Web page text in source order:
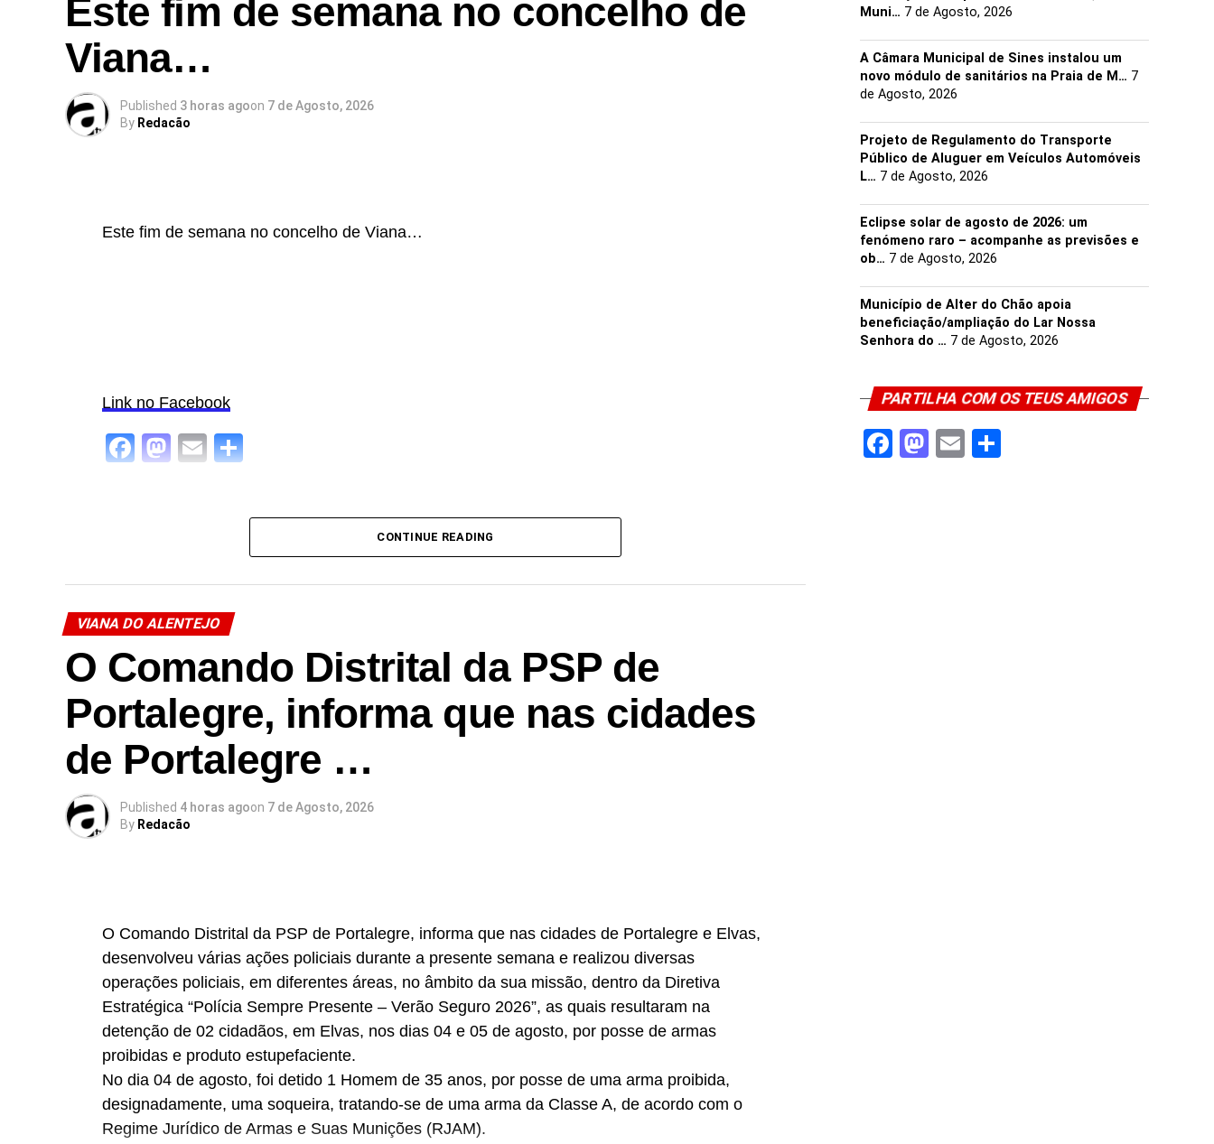
Este fim de semana no concelho de
Viana…
Published 3 horas agoon 7 de Agosto, 2026
By Redacão
Este fim de semana no concelho de Viana…
Link no Facebook
Facebook
Mastodon
Email
CONTINUE READING
VIANA DO ALENTEJO
O Comando Distrital da PSP de
Portalegre, informa que nas cidades
de Portalegre …
Published 4 horas agoon 7 de Agosto, 2026
By Redacão
O Comando Distrital da PSP de Portalegre, informa que nas cidades de Portalegre e Elvas,
desenvolveu várias ações policiais durante a presente semana e realizou diversas
operações policiais, em diferentes áreas, no âmbito da sua missão, dentro da Diretiva
Estratégica “Polícia Sempre Presente – Verão Seguro 2026”, as quais resultaram na
detenção de 02 cidadãos, em Elvas, nos dias 04 e 05 de agosto, por posse de armas
proibidas e produto estupefaciente.
No dia 04 de agosto, foi detido 1 Homem de 35 anos, por posse de uma arma proibida,
designadamente, uma soqueira, tratando-se de uma arma da Classe A, de acordo com o
Regime Jurídico de Armas e Suas Munições (RJAM).
Muni… 7 de Agosto, 2026
A Câmara Municipal de Sines instalou um
novo módulo de sanitários na Praia de M… 7
de Agosto, 2026
Projeto de Regulamento do Transporte
Público de Aluguer em Veículos Automóveis
L… 7 de Agosto, 2026
Eclipse solar de agosto de 2026: um
fenómeno raro – acompanhe as previsões e
ob… 7 de Agosto, 2026
Município de Alter do Chão apoia
beneficiação/ampliação do Lar Nossa
Senhora do … 7 de Agosto, 2026
PARTILHA COM OS TEUS AMIGOS
Facebook
Mastodon
Email